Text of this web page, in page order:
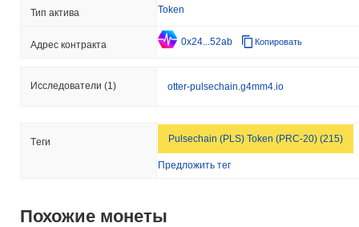
Тип актива Token
Адрес контракта 0x24...52ab Копировать
Исследователи (1) otter-pulsechain.g4mm4.io
Tеги Pulsechain (PLS) Token (PRC-20) (215)
Предложить тег
Похожие монеты